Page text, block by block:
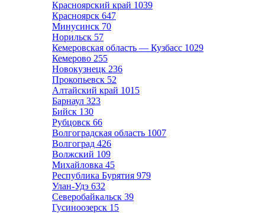
Красноярский край 1039
Красноярск 647
Минусинск 70
Норильск 57
Кемеровская область — Кузбасс 1029
Кемерово 255
Новокузнецк 236
Прокопьевск 52
Алтайский край 1015
Барнаул 323
Бийск 130
Рубцовск 66
Волгоградская область 1007
Волгоград 426
Волжский 109
Михайловка 45
Республика Бурятия 979
Улан-Удэ 632
Северобайкальск 39
Гусиноозерск 15